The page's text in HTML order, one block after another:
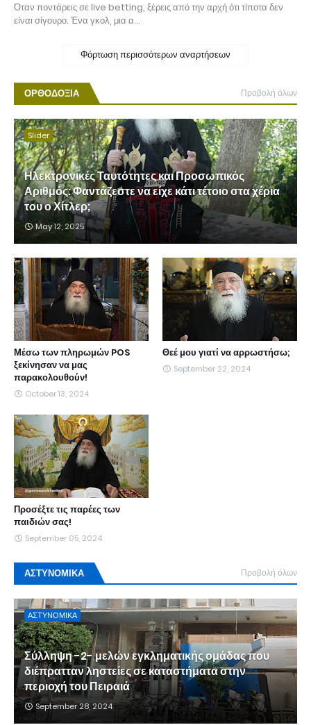
Όταν ποντάρεις σε live betting, ξέρεις από την αρχή ότι τίποτα δεν
είναι σίγουρο. Ένα γκολ, μια α…
Φόρτωση περισσότερων αναρτήσεων
ΟΡΘΟΔΟΞΙΑ Προβολή όλων
Slider
Ηλεκτρονικές Ταυτότητες και Προσωπικός
Αριθμός: Φαντάζεστε να είχε κάτι τέτοιο στα χέρια
του ο Χίτλερ;
May 12, 2025
Μέσω των πληρωμών POS
ξεκίνησαν να μας
παρακολουθούν!
October 13, 2024
Θεέ μου γιατί να αρρωστήσω;
September 22, 2024
Προσέξτε τις παρέες των
παιδιών σας!
September 05, 2024
ΑΣΤΥΝΟΜΙΚΑ Προβολή όλων
ΑΣΤΥΝΟΜΙΚΑ
Σύλληψη -2- μελών εγκληματικής ομάδας που
διέπρατταν ληστείες σε καταστήματα στην
περιοχή του Πειραιά
September 28, 2024